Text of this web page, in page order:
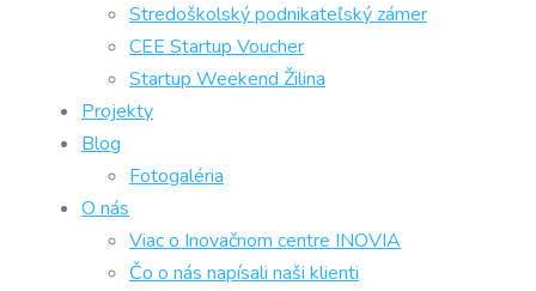
Stredoškolský podnikateľský zámer
CEE Startup Voucher
Startup Weekend Žilina
Projekty
Blog
Fotogaléria
O nás
Viac o Inovačnom centre INOVIA
Čo o nás napísali naši klienti